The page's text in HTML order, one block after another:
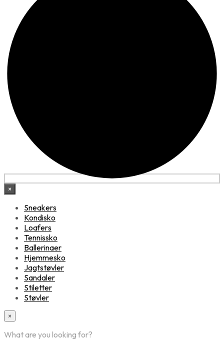
×
Sneakers
Kondisko
Loafers
Tennissko
Ballerinaer
Hjemmesko
Jagtstøvler
Sandaler
Stiletter
Støvler
×
What are you looking for?